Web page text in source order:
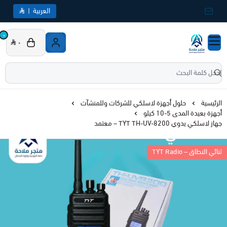
العربية |
متجر ملاحة
٠
٠
جميع الأقسام
تخفيضات
المدونة
الأجهزة اللاسلكية
أجهزة لاسلكية ثابته للسيارة
أجهزة الطيران
أجهزة لاسلكية يدوية
عرض الكل
ملاحة السيارات
ملاحة بحري
أجهزة الاستغاثة
عرض الكل
استغاثة بحرية
أجهزة الاتصال الفضائي
عرض الكل
الرئيسية
حلول أجهزة لاسلكي للشركات وللمنشآت
أجهزة بعيدة المدى 5-10 كيلو
جهاز لاسلكي يدوي TYT TH-UV-8200 – معتمد
TYT Radio – ثنائي النطاق